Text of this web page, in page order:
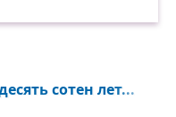
сотен лет...